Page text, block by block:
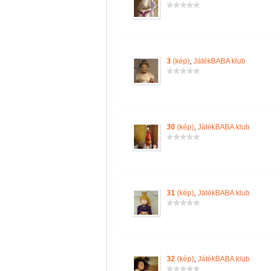
3 (kép), JátékBABA klub
30 (kép), JátékBABA klub
31 (kép), JátékBABA klub
32 (kép), JátékBABA klub